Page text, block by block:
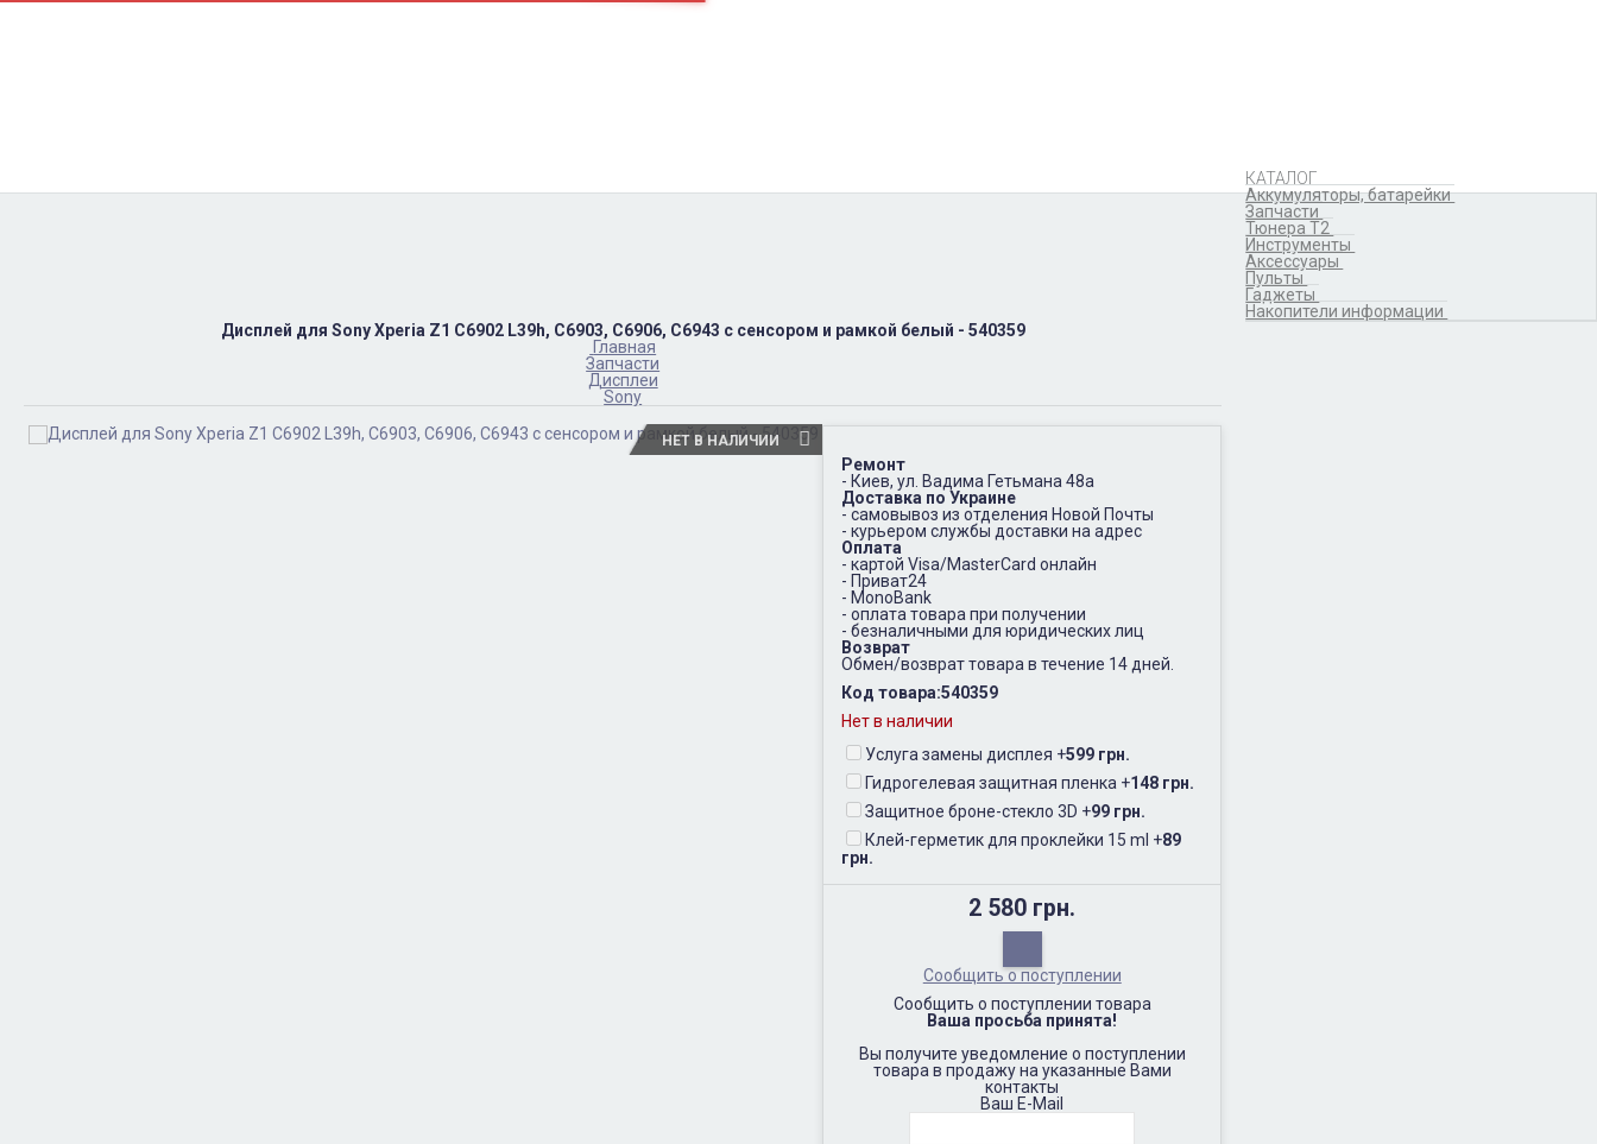
Накопители информации
КАТАЛОГ
Аккумуляторы, батарейки
Запчасти
Тюнера T2
Инструменты
Аксессуары
Пульты
Гаджеты
Накопители информации
Дисплей для Sony Xperia Z1 C6902 L39h, C6903, C6906, C6943 с сенсором и рамкой белый - 540359
Главная
Запчасти
Дисплеи
Sony
НЕТ В НАЛИЧИИ
Ремонт
- Киев, ул. Вадима Гетьмана 48а
Доставка по Украине
- самовывоз из отделения Новой Почты
- курьером службы доставки на адрес
Оплата
- картой Visa/MasterCard онлайн
- Приват24
- MonoBank
- оплата товара при получении
- безналичными для юридических лиц
Возврат
Обмен/возврат товара в течение 14 дней.
Код товара:540359
Нет в наличии
Услуга замены дисплея +599 грн.
Гидрогелевая защитная пленка +148 грн.
Защитное броне-стекло 3D +99 грн.
Клей-герметик для проклейки 15 ml +89
грн.
2 580 грн.
Сообщить о поступлении
Сообщить о поступлении товара
Ваша просьба принята!
Вы получите уведомление о поступлении
товара в продажу на указанные Вами
контакты
Ваш E-Mail